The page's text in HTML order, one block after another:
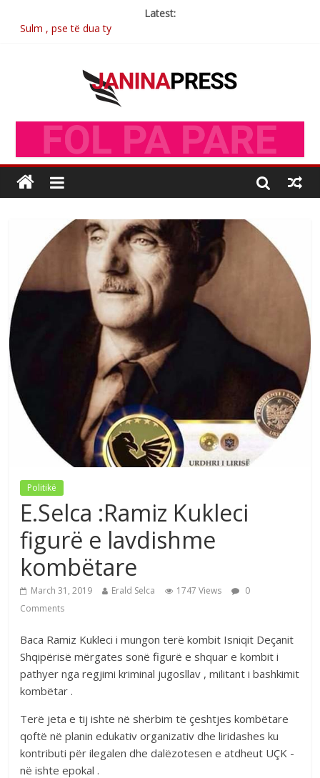
Latest:
Sulm , pse të dua ty
Postim me vlera nga artistja e mirëfilltë Mimoza Gjoni
Nga Elmije Ajazi e nderuar
Brahim Çekaj njē veprimtar i respektuar i çeshtjës kombëtare
Politikë
E.Selca :Ramiz Kukleci
figurë e lavdishme
kombëtare
March 31, 2019 Erald Selca 1747 Views
0
Comments
Baca Ramiz Kukleci i mungon terë kombit Isniqit Deçanit
Shqipërisë mërgates sonë figurë e shquar e kombit i
pathyer nga regjimi kriminal jugosllav , militant i bashkimit
kombëtar .
Terë jeta e tij ishte në shërbim të çeshtjes kombëtare
qoftë në planin edukativ organizativ dhe liridashes ku
kontributi për ilegalen dhe dalëzotesen e atdheut UÇK -
në ishte epokal .